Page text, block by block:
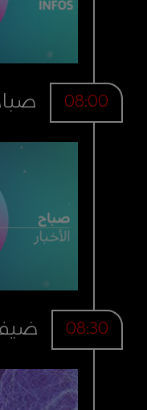
08:00
08:30 ضيف